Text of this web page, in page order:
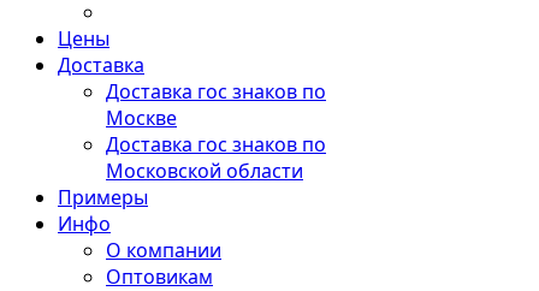
Цены
Доставка
Доставка гос знаков по
Москве
Доставка гос знаков по
Московской области
Примеры
Инфо
О компании
Оптовикам